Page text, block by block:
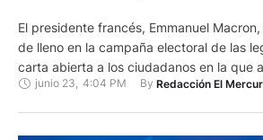
El presidente francés, Emmanuel
de lleno en la campaña electoral de las
carta abierta a los ciudadanos en la que
derecha e izquierda de dividir al país y
junio 23, 4:04 PM By Redacción El